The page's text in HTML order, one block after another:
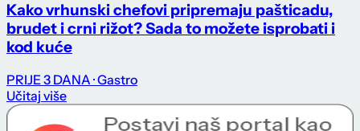
Kako vrhunski chefovi pripremaju pašticadu,
brudet i crni rižot? Sada to možete isprobati i
kod kuće
PRIJE 3 DANA · Gastro
Učitaj više